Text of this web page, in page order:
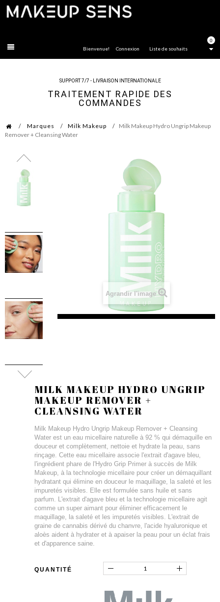
0
Liste de souhaits
Bienvenue! Connexion
SUPPORT 7/7 - LIVRAISON INTERNATIONALE
TRAITEMENT RAPIDE DES
COMMANDES
Marques Milk Makeup
Milk Makeup Hydro Ungrip Makeup
Remover + Cleansing Water
Agrandir l'image
MILK MAKEUP HYDRO UNGRIP
MAKEUP REMOVER +
CLEANSING WATER
Milk Makeup Hydro Ungrip Makeup Remover + Cleansing
Water est un eau micellaire naturelle à 92 % qui démaquille en
douceur et complètement, nettoie et hydrate la peau, sans
rinçage. Cette eau micellaire associe l'extrait d'agave bleu,
l'ingrédient phare de l'Hydro Grip Primer à succès de Milk
Makeup, à la technologie micellaire pour créer un démaquillant
hydratant qui élimine en douceur le maquillage, la saleté et les
impuretés visibles. Elle est formulée sans huile et sans
parfum. L'extrait d'agave bleu et la technologie micellaire agit
comme un super aimant pour éliminer efficacement le
maquillage, la saleté et les impuretés visibles. L'extrait de
graine de cannabis dérivé du chanvre, l'acide hyaluronique et
aloès aident à hydrater et à apaiser la peau pour un éclat frais
et d'apparence saine.
QUANTITÉ